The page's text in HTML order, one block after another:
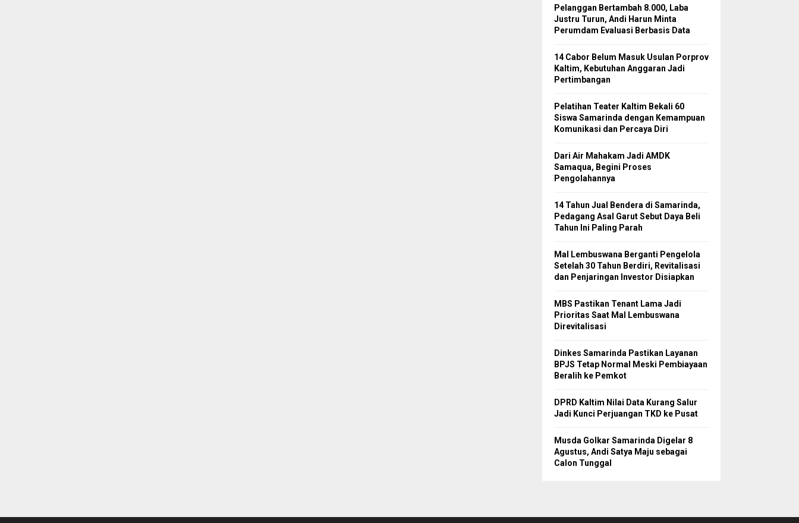
Pelanggan Bertambah 8.000, Laba
Justru Turun, Andi Harun Minta
Perumdam Evaluasi Berbasis Data
14 Cabor Belum Masuk Usulan Porprov
Kaltim, Kebutuhan Anggaran Jadi
Pertimbangan
Pelatihan Teater Kaltim Bekali 60
Siswa Samarinda dengan Kemampuan
Komunikasi dan Percaya Diri
Dari Air Mahakam Jadi AMDK
Samaqua, Begini Proses
Pengolahannya
14 Tahun Jual Bendera di Samarinda,
Pedagang Asal Garut Sebut Daya Beli
Tahun Ini Paling Parah
Mal Lembuswana Berganti Pengelola
Setelah 30 Tahun Berdiri, Revitalisasi
dan Penjaringan Investor Disiapkan
MBS Pastikan Tenant Lama Jadi
Prioritas Saat Mal Lembuswana
Direvitalisasi
Dinkes Samarinda Pastikan Layanan
BPJS Tetap Normal Meski Pembiayaan
Beralih ke Pemkot
DPRD Kaltim Nilai Data Kurang Salur
Jadi Kunci Perjuangan TKD ke Pusat
Musda Golkar Samarinda Digelar 8
Agustus, Andi Satya Maju sebagai
Calon Tunggal